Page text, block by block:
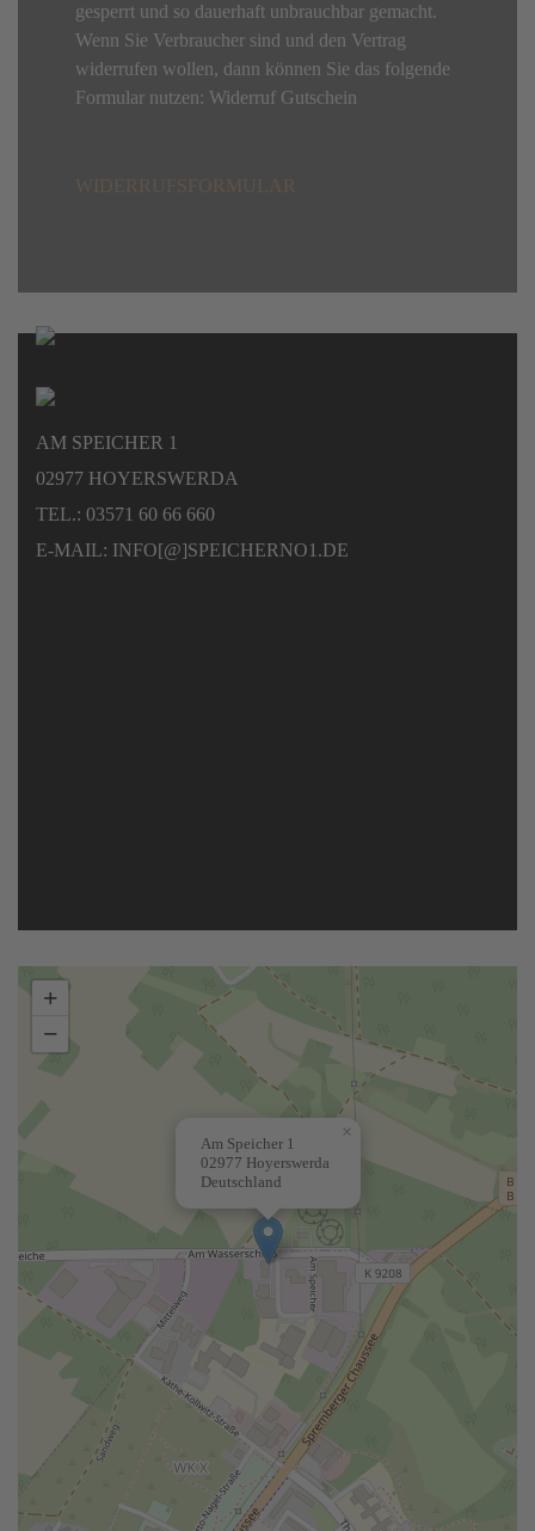
gesperrt und so dauerhaft unbrauchbar gemacht.
Wenn Sie Verbraucher sind und den Vertrag
widerrufen wollen, dann können Sie das folgende
Formular nutzen: Widerruf Gutschein
WIDERRUFSFORMULAR
AM SPEICHER 1
02977 HOYERSWERDA
TEL.: 03571 60 66 660
E-MAIL: INFO[@]SPEICHERNO1.DE
Am Speicher 1
02977 Hoyerswerda
Deutschland
×
+
−